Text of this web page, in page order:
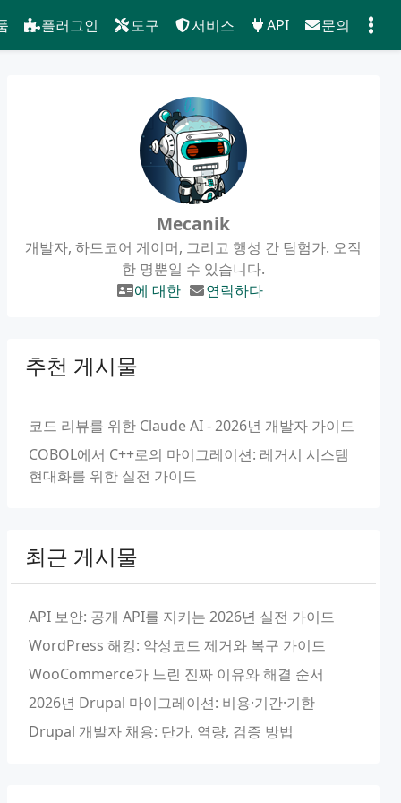
플러그인 도구 서비스 API 문의
Mecanik
개발자, 하드코어 게이머, 그리고 행성 간 탐험가. 오직
한 명뿐일 수 있습니다.
에 대한
연락하다
추천 게시물
코드 리뷰를 위한 Claude AI - 2026년 개발자 가이드
COBOL에서 C++로의 마이그레이션: 레거시 시스템
현대화를 위한 실전 가이드
최근 게시물
API 보안: 공개 API를 지키는 2026년 실전 가이드
WordPress 해킹: 악성코드 제거와 복구 가이드
WooCommerce가 느린 진짜 이유와 해결 순서
2026년 Drupal 마이그레이션: 비용·기간·기한
Drupal 개발자 채용: 단가, 역량, 검증 방법